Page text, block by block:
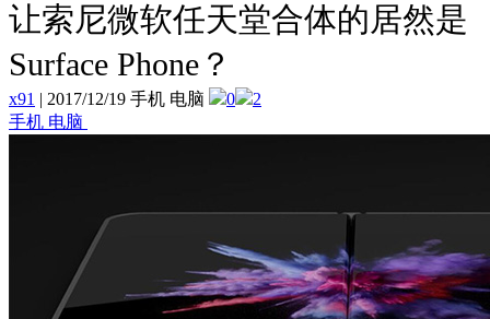
让索尼微软任天堂合体的居然是
Surface Phone？
x91 | 2017/12/19 手机 电脑 0
2
手机 电脑